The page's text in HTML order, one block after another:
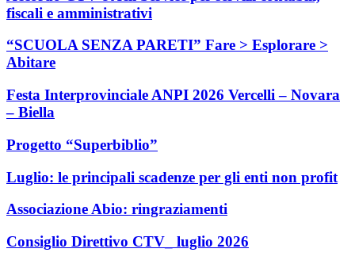
fiscali e amministrativi
“SCUOLA SENZA PARETI” Fare > Esplorare >
Abitare
Festa Interprovinciale ANPI 2026 Vercelli – Novara
– Biella
Progetto “Superbiblio”
Luglio: le principali scadenze per gli enti non profit
Associazione Abio: ringraziamenti
Consiglio Direttivo CTV_ luglio 2026